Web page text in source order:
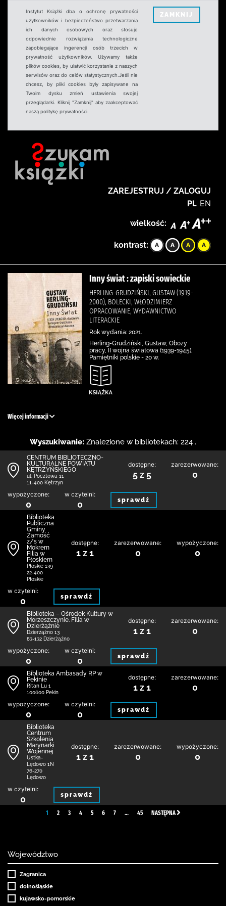
Instytut Książki dba o ochronę prywatności
użytkowników i bezpieczeństwo przetwarzania
ich danych osobowych oraz stosuje
odpowiednie rozwiązania technologiczne
zapobiegające ingerencji osób trzecich w
prywatność użytkowników. Używamy także
plików cookies, by ułatwić korzystanie z naszych
serwisów oraz do celów statystycznych.Jeśli nie
chcesz, by pliki cookies były zapisywane na
Twoim dysku zmień ustawienia swojej
przeglądarki. Kliknij "Zamknij" aby zaakceptować
naszą politykę prywatności.
ZAMKNIJ
ZAREJESTRUJ / ZALOGUJ
PL EN
wielkość:
kontrast:
Inny świat : zapiski sowieckie
HERLING-GRUDZIŃSKI, GUSTAW (1919-
2000), BOLECKI, WŁODZIMIERZ
OPRACOWANIE, WYDAWNICTWO
LITERACKIE
Rok wydania: 2021.
Herling-Grudziński, Gustaw, Obozy
pracy, II wojna światowa (1939-1945),
Pamiętniki polskie - 20 w.
Więcej informacji
Wyszukiwanie: Znalezione w bibliotekach: 224 .
CENTRUM BIBLIOTECZNO-
KULTURALNE POWIATU
KĘTRZYŃSKIEGO
ul. Pocztowa 11
11-400 Kętrzyn
dostępne:
5 z 5
zarezerwowane:
0
wypożyczone:
0
w czytelni:
0 sprawdź
Biblio­teka
Publiczna
Gminy
Zamość
z/s w
Mokrem
Filia w
Płoskiem
Płoskie 139
22-400
Płoskie
dostępne:
1 z 1
zarezerwowane:
0
wypożyczone:
0
w czytelni:
0 sprawdź
Biblioteka – Ośrodek Kultury w
Morzeszczynie. Filia w
Dzierżążnie
Dzierżążno 13
83-132 Dzierżążno
dostępne:
1 z 1
zarezerwowane:
0
wypożyczone:
0
w czytelni:
0 sprawdź
Biblioteka Ambasady RP w
Pekinie
Ritan Lu 1
100600 Pekin
dostępne:
1 z 1
zarezerwowane:
0
wypożyczone:
0
w czytelni:
0 sprawdź
Biblioteka
Centrum
Szkolenia
Marynarki
Wojennej
Ustka-
Lędowo 1N
76-270
Lędowo
dostępne:
1 z 1
zarezerwowane:
0
wypożyczone:
0
w czytelni:
0 sprawdź
1 2 3 4 5 6 7 … 45 NASTĘPNA
Województwo
Zagranica
dolnośląskie
kujawsko-pomorskie